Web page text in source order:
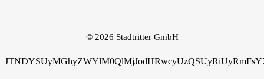
© 2026 Stadtritter GmbH